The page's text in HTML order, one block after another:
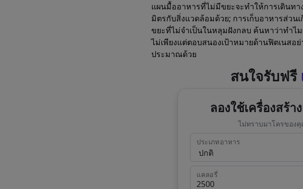
แผนมื้ออาหารที่ไม่มีขยะจะทำให้การเดินท
มิตรกับสิ่งแวดล้อมด้วย; การเก็บอาหารส่ว
ขยะที่ไม่จำเป็นในหลุมฝังกลบ ค้นหาว่าทำ
ไม่เพียงแต่ตอบสนองเป้าหมายด้านฟิตเนสอ
ประมาณด้วย
สนใจรับฟรี
ลองใช้เครื่องสร้า
ไม่ทราบมาโครของ
ประเภทอาหาร
แคลอรี่